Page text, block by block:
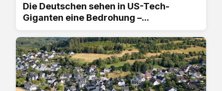
Die Deutschen sehen in US-Tech-
Giganten eine Bedrohung –...